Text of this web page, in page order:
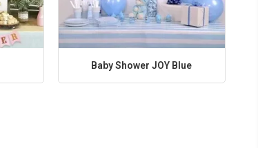
olur. Çocukların ve yetişkinlerin katılabileceği
düşünceli hediyeler getirebilirler. Ayrıca, misafirlere
sağlayabilirsiniz. Konsepte uygun dekorasyonlar,
ve unutulmaz bir baby shower deneyimi
Baby Shower JOY Blue